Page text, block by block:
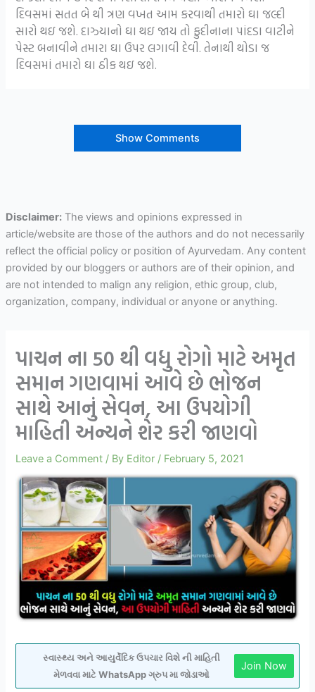
દિવસમાં સતત બે થી ત્રણ વખત આમ કરવાથી તમારો ઘા જલ્દી
સારો થઇ જશે. દાઝ્યાનો ઘા થઇ જાય તો ફુદીનાના પાંદડા વાટીને
પેસ્ટ બનાવીને તમારા ઘા ઉપર લગાવી દેવી. તેનાથી થોડા જ
દિવસમાં તમારો ઘા ઠીક થઇ જશે.
Show Comments
Disclaimer:The views and opinions expressed in
article/website are those of the authors and do not necessarily
reflect the official policy or position of Ayurvedam. Any content
provided by our bloggers or authors are of their opinion, and
are not intended to malign any religion, ethic group, club,
organization, company, individual or anyone or anything.
પાચન ના 50 થી વધુ રોગો માટે અમૃત
સમાન ગણવામાં આવે છે ભોજન
સાથે આનું સેવન, આ ઉપયોગી
માહિતી અન્યને શેર કરી જાણવો
Leave a Comment / By Editor / February 5, 2021
સ્વાસ્થ્ય અને આયુર્વેદિક ઉપચાર વિશે ની માહિતી
મેળવવા માટે WhatsApp ગ્રુપ મા જોડાઓ
Join Now